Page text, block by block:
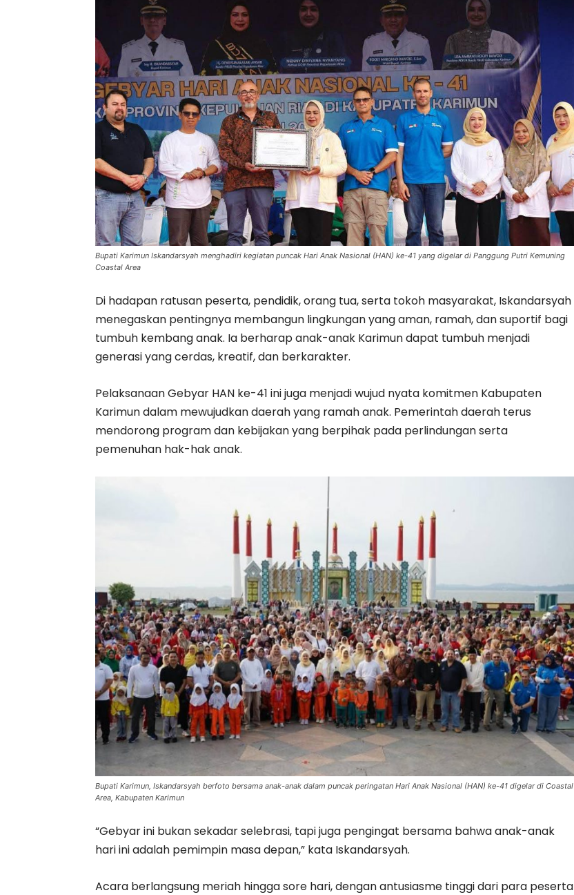
Bupati Karimun Iskandarsyah menghadiri kegiatan puncak Hari Anak Nasional (HAN) ke-41 yang digelar di Panggung Putri Kemuning
Coastal Area
Di hadapan ratusan peserta, pendidik, orang tua, serta tokoh masyarakat, Iskandarsyah
menegaskan pentingnya membangun lingkungan yang aman, ramah, dan suportif bagi
tumbuh kembang anak. Ia berharap anak-anak Karimun dapat tumbuh menjadi
generasi yang cerdas, kreatif, dan berkarakter.
Pelaksanaan Gebyar HAN ke-41 ini juga menjadi wujud nyata komitmen Kabupaten
Karimun dalam mewujudkan daerah yang ramah anak. Pemerintah daerah terus
mendorong program dan kebijakan yang berpihak pada perlindungan serta
pemenuhan hak-hak anak.
Bupati Karimun, Iskandarsyah berfoto bersama anak-anak dalam puncak peringatan Hari Anak Nasional (HAN) ke-41 digelar di Coastal
Area, Kabupaten Karimun
“Gebyar ini bukan sekadar selebrasi, tapi juga pengingat bersama bahwa anak-anak
hari ini adalah pemimpin masa depan,” kata Iskandarsyah.
Acara berlangsung meriah hingga sore hari, dengan antusiasme tinggi dari para peserta